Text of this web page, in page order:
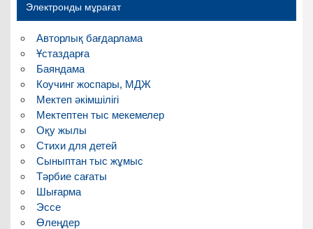
Электронды мұрағат
Авторлық бағдарлама
Ұстаздарға
Баяндама
Коучинг жоспары, МДЖ
Мектеп әкімшілігі
Мектептен тыс мекемелер
Оқу жылы
Стихи для детей
Сыныптан тыс жұмыс
Тәрбие сағаты
Шығарма
Эссе
Өлеңдер